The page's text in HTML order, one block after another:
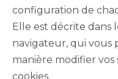
configuration de
Elle est décrite dans
navigateur, qui vous
manière modifier
cookies.